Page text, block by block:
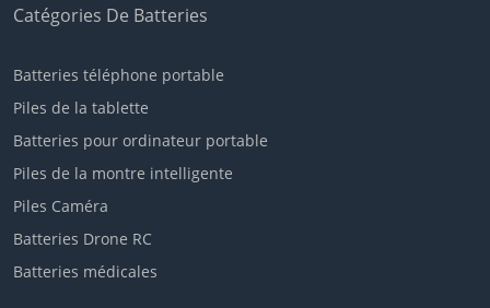
Catégories De Batteries
Batteries téléphone portable
Piles de la tablette
Batteries pour ordinateur portable
Piles de la montre intelligente
Piles Caméra
Batteries Drone RC
Batteries médicales